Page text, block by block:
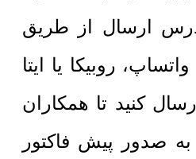
ارسال از طریق
روبیکا یا ایتا
کنید تا همکاران
صدور پیش فاکتور